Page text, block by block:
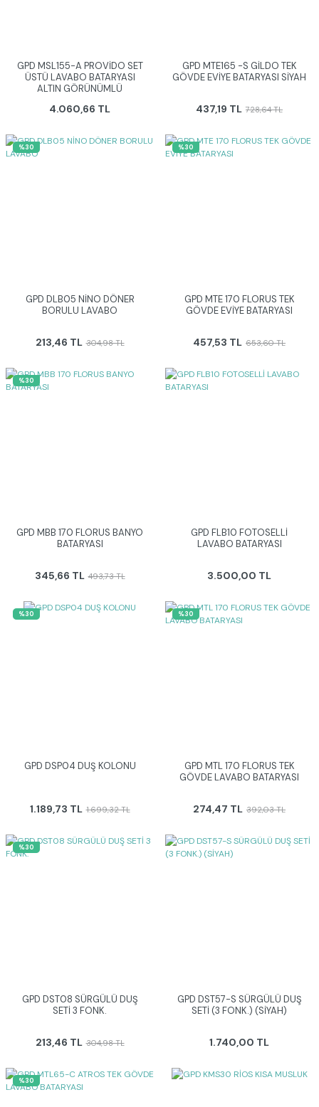
GPD MSL155-A PROVİDO SET
ÜSTÜ LAVABO BATARYASI
ALTIN GÖRÜNÜMLÜ
4.060,66 TL
GPD MTE165 -S GİLDO TEK
GÖVDE EVİYE BATARYASI SİYAH
437,19 TL 728,64 TL
%30
GPD DLB05 NİNO DÖNER
BORULU LAVABO
213,46 TL 304,98 TL
%30
GPD MTE 170 FLORUS TEK
GÖVDE EVİYE BATARYASI
457,53 TL 653,60 TL
%30
GPD MBB 170 FLORUS BANYO
BATARYASI
345,66 TL 493,73 TL
GPD FLB10 FOTOSELLİ
LAVABO BATARYASI
3.500,00 TL
%30
GPD DSP04 DUŞ KOLONU
1.189,73 TL 1.699,32 TL
%30
GPD MTL 170 FLORUS TEK
GÖVDE LAVABO BATARYASI
274,47 TL 392,03 TL
%30
GPD DST08 SÜRGÜLÜ DUŞ
SETİ 3 FONK.
213,46 TL 304,98 TL
GPD DST57-S SÜRGÜLÜ DUŞ
SETİ (3 FONK.) (SİYAH)
1.740,00 TL
%30